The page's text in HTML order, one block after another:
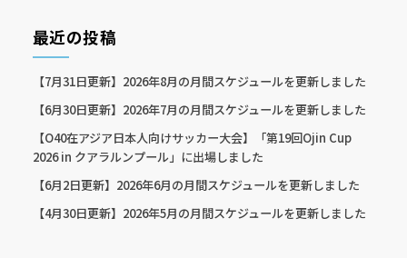
最近の投稿
【7月31日更新】2026年8月の月間スケジュールを更新しました
【6月30日更新】2026年7月の月間スケジュールを更新しました
【O40在アジア日本人向けサッカー大会】「第19回Ojin Cup
2026 in クアラルンプール」に出場しました
【6月2日更新】2026年6月の月間スケジュールを更新しました
【4月30日更新】2026年5月の月間スケジュールを更新しました